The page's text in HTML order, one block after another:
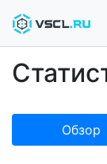
Обзор